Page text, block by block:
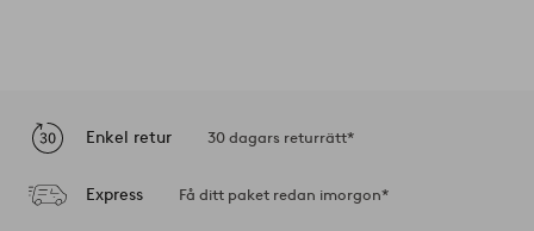
Enkel retur 30 dagars returrätt*
Express Få ditt paket redan imorgon*